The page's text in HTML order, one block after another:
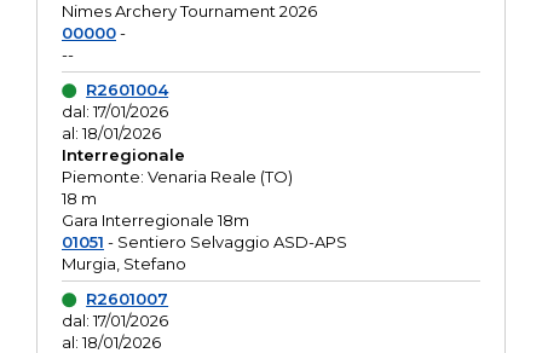
Nimes Archery Tournament 2026
00000-
--
R2601004
dal: 17/01/2026
al: 18/01/2026
Interregionale
Piemonte: Venaria Reale (TO)
18 m
Gara Interregionale 18m
01051 - Sentiero Selvaggio ASD-APS
Murgia, Stefano
R2601007
dal: 17/01/2026
al: 18/01/2026